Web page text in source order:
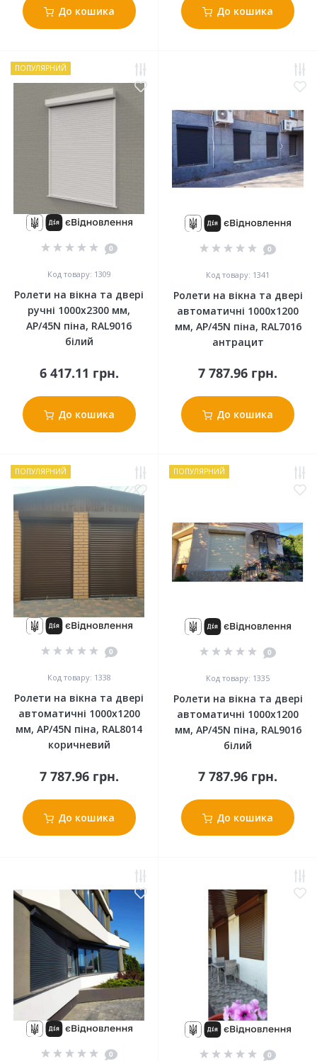
До кошика До кошика
ПОПУЛЯРНИЙ
0
Код товару: 1309
Ролети на вікна та двері
ручні 1000x2300 мм,
АР/45N піна, RAL9016
білий
6 417.11 грн.
До кошика
0
Код товару: 1341
Ролети на вікна та двері
автоматичні 1000x1200
мм, АР/45N піна, RAL7016
антрацит
7 787.96 грн.
До кошика
ПОПУЛЯРНИЙ
0
Код товару: 1338
Ролети на вікна та двері
автоматичні 1000x1200
мм, АР/45N піна, RAL8014
коричневий
7 787.96 грн.
До кошика
ПОПУЛЯРНИЙ
0
Код товару: 1335
Ролети на вікна та двері
автоматичні 1000x1200
мм, АР/45N піна, RAL9016
білий
7 787.96 грн.
До кошика
0 0